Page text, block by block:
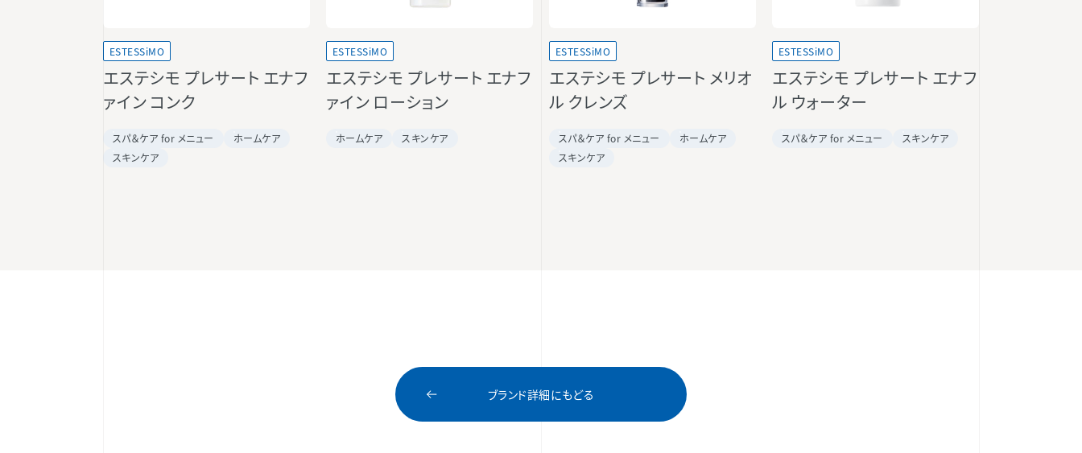
ESTESSiMO
エステシモ プレサート エナフ
ァイン コンク
スパ＆ケア for メニュー
ホームケア
スキンケア
ESTESSiMO
エステシモ プレサート エナフ
ァイン ローション
ホームケア スキンケア
ESTESSiMO
エステシモ プレサート メリオ
ル クレンズ
スパ＆ケア for メニュー
ホームケア
スキンケア
ESTESSiMO
エステシモ プレサート エナフ
ル ウォーター
スパ＆ケア for メニュー スキンケア
ブランド詳細にもどる